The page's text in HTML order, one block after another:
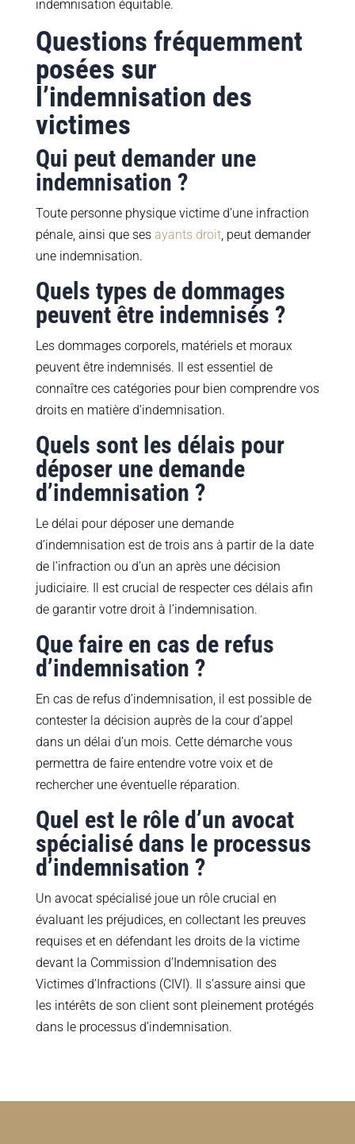
indemnisation équitable.
Questions fréquemment
posées sur
l’indemnisation des
victimes
Qui peut demander une
indemnisation ?
Toute personne physique victime d’une infraction
pénale, ainsi que ses ayants droit, peut demander
une indemnisation.
Quels types de dommages
peuvent être indemnisés ?
Les dommages corporels, matériels et moraux
peuvent être indemnisés. Il est essentiel de
connaître ces catégories pour bien comprendre vos
droits en matière d’indemnisation.
Quels sont les délais pour
déposer une demande
d’indemnisation ?
Le délai pour déposer une demande
d’indemnisation est de trois ans à partir de la date
de l’infraction ou d’un an après une décision
judiciaire. Il est crucial de respecter ces délais afin
de garantir votre droit à l’indemnisation.
Que faire en cas de refus
d’indemnisation ?
En cas de refus d’indemnisation, il est possible de
contester la décision auprès de la cour d’appel
dans un délai d’un mois. Cette démarche vous
permettra de faire entendre votre voix et de
rechercher une éventuelle réparation.
Quel est le rôle d’un avocat
spécialisé dans le processus
d’indemnisation ?
Un avocat spécialisé joue un rôle crucial en
évaluant les préjudices, en collectant les preuves
requises et en défendant les droits de la victime
devant la Commission d’Indemnisation des
Victimes d’Infractions (CIVI). Il s’assure ainsi que
les intérêts de son client sont pleinement protégés
dans le processus d’indemnisation.